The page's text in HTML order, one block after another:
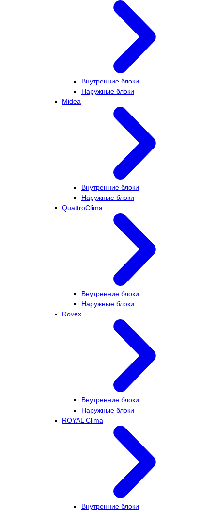
Внутренние блоки
Наружные блоки
Midea
Внутренние блоки
Наружные блоки
QuattroClima
Внутренние блоки
Наружные блоки
Rovex
Внутренние блоки
Наружные блоки
ROYAL Clima
Внутренние блоки